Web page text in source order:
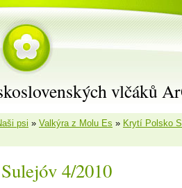
vlčáků
psi » Valkýra z Molu Es » Krytí Polsko
4/2010